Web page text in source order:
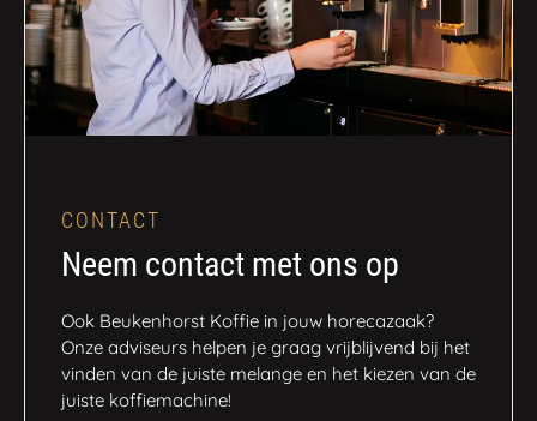
CONTACT
Neem contact met ons op
Ook Beukenhorst Koffie in jouw horecazaak?
Onze adviseurs helpen je graag vrijblijvend bij het
vinden van de juiste melange en het kiezen van de
juiste koffiemachine!